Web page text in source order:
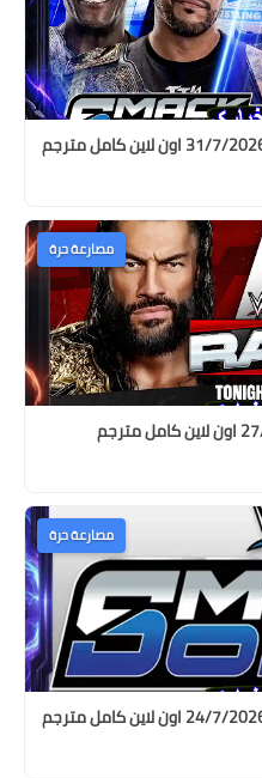
مصارعة حرة
مصارعة حرة